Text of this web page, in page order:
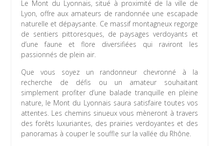
Le Mont du Lyonnais, situé à proximité de la ville de
Lyon, offre aux amateurs de randonnée une escapade
naturelle et dépaysante. Ce massif montagneux regorge
de sentiers pittoresques, de paysages verdoyants et
d’une faune et flore diversifiées qui raviront les
passionnés de plein air.
Que vous soyez un randonneur chevronné à la
recherche de défis ou un amateur souhaitant
simplement profiter d’une balade tranquille en pleine
nature, le Mont du Lyonnais saura satisfaire toutes vos
attentes. Les chemins sinueux vous mèneront à travers
des forêts luxuriantes, des prairies verdoyantes et des
panoramas à couper le souffle sur la vallée du Rhône.